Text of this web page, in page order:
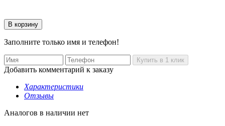
Заполните только имя и телефон!
Добавить комментарий к заказу
Характеристики
Отзывы
Аналогов в наличии нет